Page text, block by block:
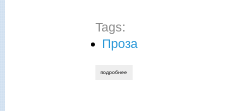
Tags:
Проза
подробнее